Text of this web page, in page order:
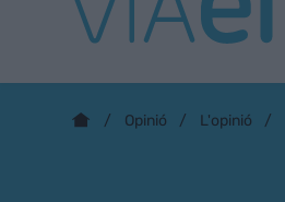
Opinió L'opinió